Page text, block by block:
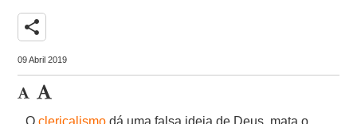
share
09 Abril 2019
Oclericalismo dá uma falsa ideia de Deus, mata o